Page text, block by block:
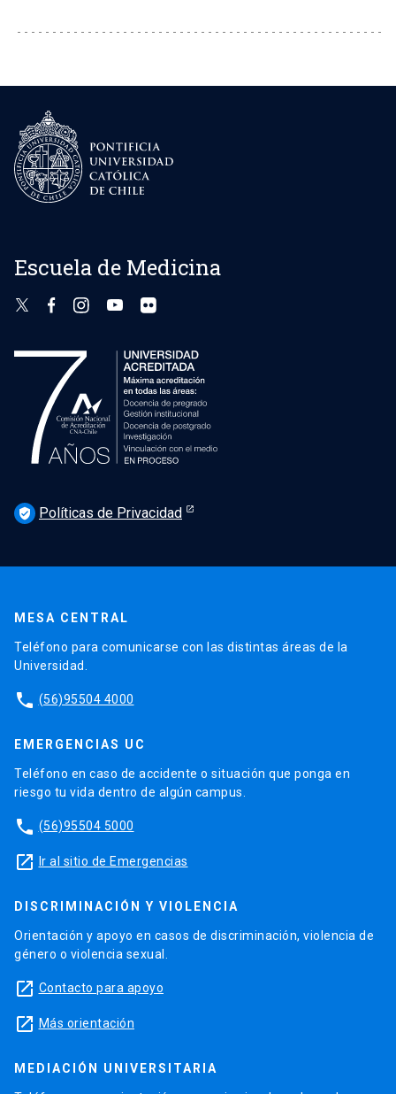
Escuela de Medicina
verified_user Políticas de Privacidad
MESA CENTRAL
Teléfono para comunicarse con las distintas áreas de la
Universidad.
phone (56)95504 4000
EMERGENCIAS UC
Teléfono en caso de accidente o situación que ponga en
riesgo tu vida dentro de algún campus.
phone (56)95504 5000
launch Ir al sitio de Emergencias
DISCRIMINACIÓN Y VIOLENCIA
Orientación y apoyo en casos de discriminación, violencia de
género o violencia sexual.
launch Contacto para apoyo
launch Más orientación
MEDIACIÓN UNIVERSITARIA